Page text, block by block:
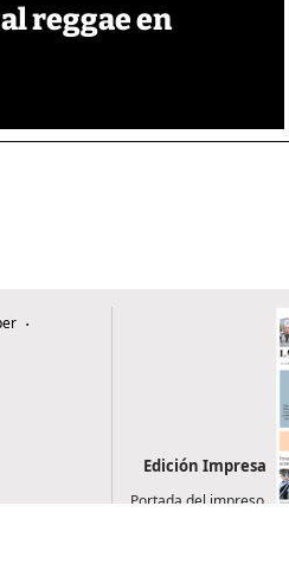
reggae en
Edición Impresa
Portada del impreso